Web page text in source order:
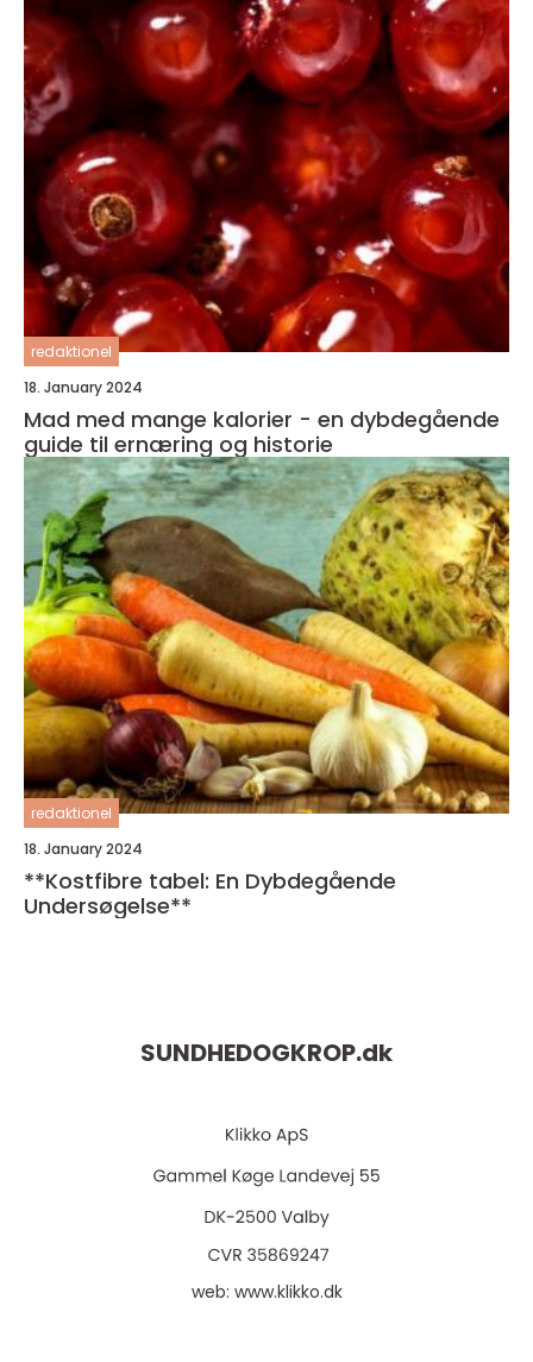
redaktionel
18. January 2024
Mad med mange kalorier - en dybdegående
guide til ernæring og historie
redaktionel
18. January 2024
**Kostfibre tabel: En Dybdegående
Undersøgelse**
SUNDHEDOGKROP.dk
web: www.klikko.dk